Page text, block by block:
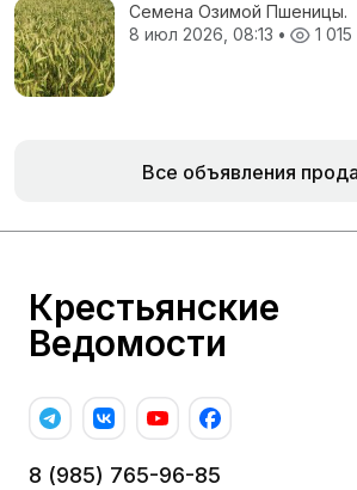
Семена Озимой Пшеницы.
8 июл 2026, 08:13 • 1 015
Все объявления
Крестьянские
Ведомости
8 (985) 765-96-85